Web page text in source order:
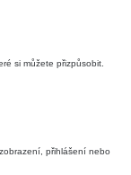
si můžete přizpůsobit.
přihlášení nebo